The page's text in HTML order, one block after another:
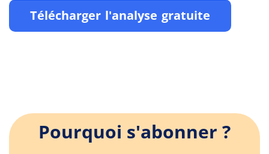
Télécharger l'analyse gratuite
Pourquoi s'abonner ?